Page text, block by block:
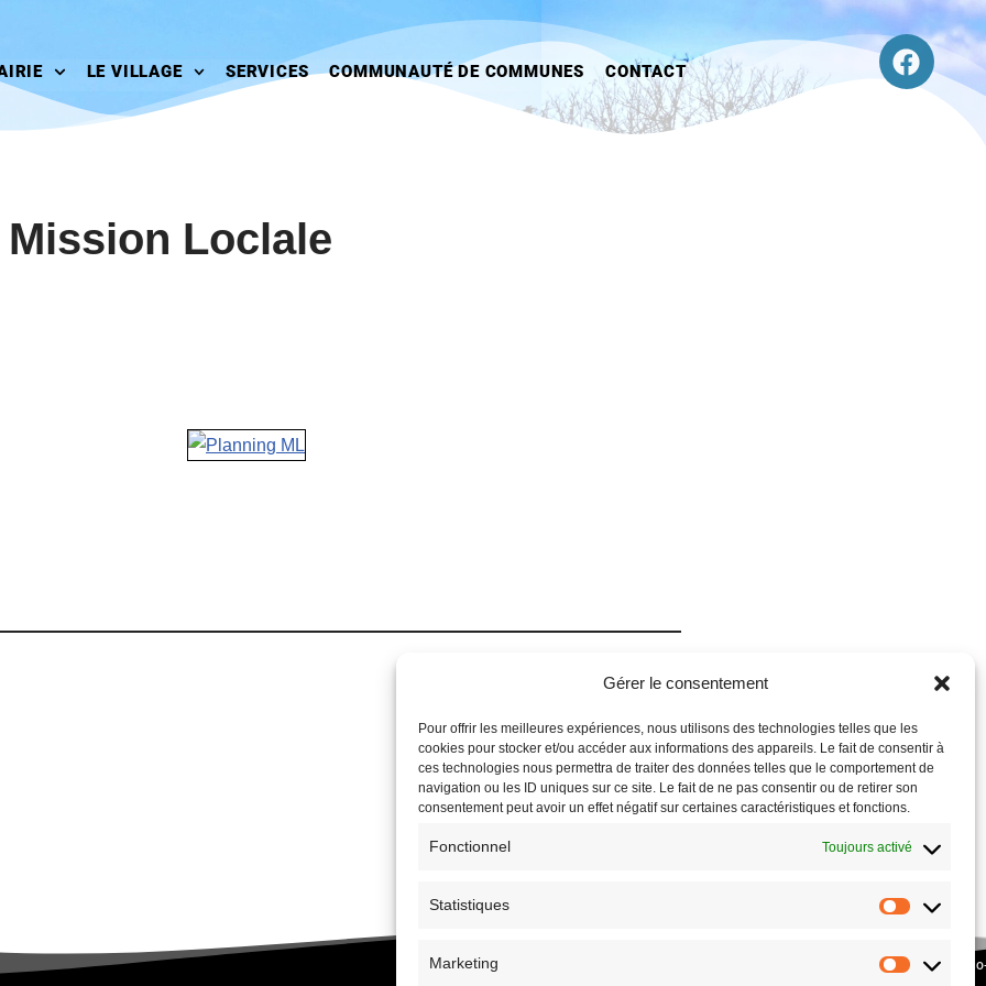
Gérer le consentement
Pour offrir les meilleures expériences, nous utilisons des technologies telles que les
cookies pour stocker et/ou accéder aux informations des appareils. Le fait de consentir à
ces technologies nous permettra de traiter des données telles que le comportement de
navigation ou les ID uniques sur ce site. Le fait de ne pas consentir ou de retirer son
consentement peut avoir un effet négatif sur certaines caractéristiques et fonctions.
Fonctionnel Toujours activé
Statistiques
Marketing
LE VILLAGE SERVICES COMMUNAUTÉ DE COMMUNES CONTACT
Loclale
ASSOCIATION CULTURE